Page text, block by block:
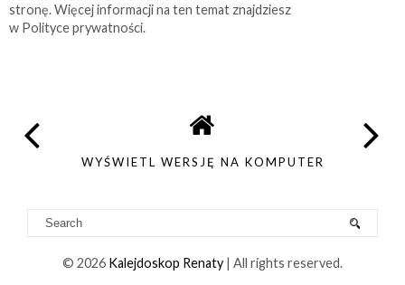
stronę. Więcej informacji na ten temat znajdziesz
w Polityce prywatności.
WYŚWIETL WERSJĘ NA KOMPUTER
© 2026 Kalejdoskop Renaty | All rights reserved.